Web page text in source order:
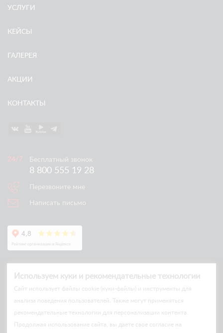
© Arlift 2026
УСЛУГИ
КЕЙСЫ
ГАЛЕРЕЯ
АКЦИИ
КОНТАКТЫ
Бесплатный звонок
8 800 555 19 28
Перезвоните мне
Написать письмо
Используем куки и рекомендательные технологии
Cайт использует файлы cookie (куки-файлы) и инструменты для
анализа поведения пользователей. Также могут применяться
рекомендательные технологии для персонализации контента.
Продолжая использование сайта, вы даете свое согласие на